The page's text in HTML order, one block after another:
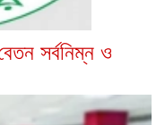
সর্বনিম্ন ও